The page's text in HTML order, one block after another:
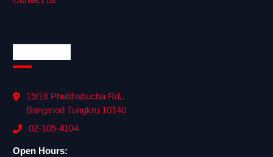
19/16 Phutthabucha Rd,.
Bangmod Tungkru 10140
02-105-4104
Open Hours: